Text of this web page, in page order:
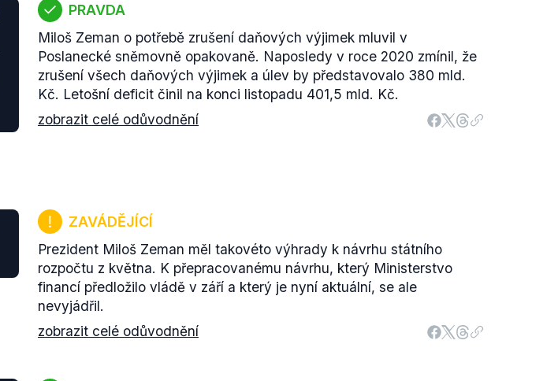
PRAVDA
Miloš Zeman o potřebě zrušení daňových výjimek mluvil v
Poslanecké sněmovně opakovaně. Naposledy v roce 2020 zmínil, že
zrušení všech daňových výjimek a úlev by představovalo 380 mld.
Kč. Letošní deficit činil na konci listopadu 401,5 mld. Kč.
zobrazit celé odůvodnění
ZAVÁDĚJÍCÍ
Prezident Miloš Zeman měl takovéto výhrady k návrhu státního
rozpočtu z května. K přepracovanému návrhu, který Ministerstvo
financí předložilo vládě v září a který je nyní aktuální, se ale
nevyjádřil.
zobrazit celé odůvodnění